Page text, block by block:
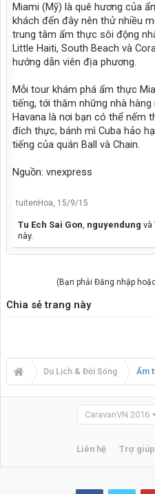
Miami (Mỹ) là quê hương của
khách đến đây nên thử nhiều
trung tâm ẩm thực sôi động
Little Haiti, South Beach và
hướng dẫn viên địa phương.
Mỗi tour khám phá ẩm thực
tiếng, tới thăm những nhà
Havana là nơi bạn có thể nếm
đích thực, bánh mì Cuba hảo
tiếng của quán Ball và Chain.
Nguồn: vnexpress
tuitenHoa, 15/9/15
Tu Ech Sai Gon, nguyendung và
này.
(Bạn phải Đăng nhập
Chia sẻ trang này
Du Lịch & Đời Sống Ẩm
CaravanVN 2016
Liên hệ Trợ giúp